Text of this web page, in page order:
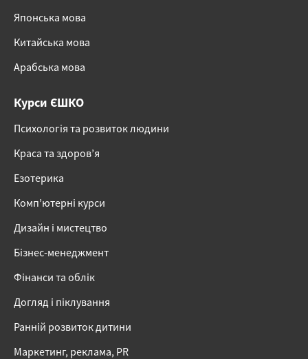
Японська мова
Китайська мова
Арабська мова
Курси ЄШКО
Психологія та розвиток людини
Краса та здоров’я
Езотерика
Комп’ютерні курси
Дизайн і мистецтво
Бізнес-менеджмент
Фінанси та облік
Догляд і піклування
Ранній розвиток дитини
Маркетинг, реклама, PR